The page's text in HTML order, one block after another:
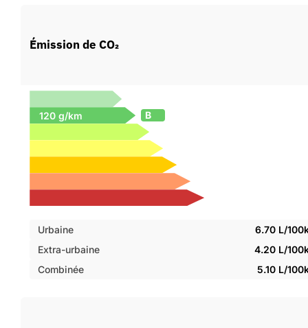
Émission de CO₂
B
Urbaine
6.70 L/
Extra-urbaine
4.20 L/
Combinée
5.10 L/